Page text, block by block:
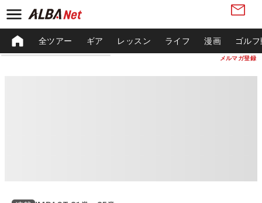
メルマガ登録
全ツアー ギア レッスン ライフ 漫画 ゴル